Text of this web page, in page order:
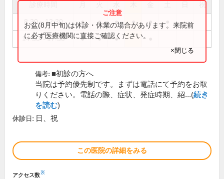
祝
8:30～12:30 ● ● ● ● ●
14:30～17:30 ● ● ●
お盆(8月中旬)は休診・休業の場合があります。来院前
に必ず医療機関に直接ご確認ください。
×閉じる
備考: ■初診の方へ
当院は予約優先制です。まずは電話にて予約をお取
りください。電話の際、症状、発症時期、紹...(続き
を読む)
休診日: 日、祝
この医院の詳細をみる
アクセス数※